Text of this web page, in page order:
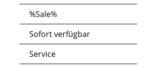
%Sale%
Sofort verfügbar
Service